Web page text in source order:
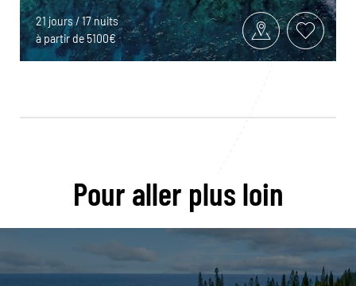
21 jours / 17 nuits
à partir de 5100€
Pour aller plus loin